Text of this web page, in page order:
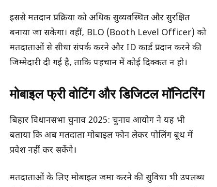
इससे मतदान प्रक्रिया को अधिक सुव्यवस्थित और सुरक्षित
बनाया जा सकेगा। वहीं, BLO (Booth Level Officer) को
मतदाताओं से सीधा संपर्क करने और ID कार्ड प्रदान करने की
जिम्मेदारी दी गई है, ताकि पहचान में कोई दिक्कत न हो।
मोबाइल फ्री वोटिंग और डिजिटल मॉनिटरिंग
बिहार विधानसभा चुनाव 2025: चुनाव आयोग ने यह भी
बताया कि अब मतदाता मोबाइल फोन लेकर पोलिंग बूथ में
प्रवेश नहीं कर सकेंगे।
मतदाताओं के लिए मोबाइल जमा करने की सुविधा भी उपलब्ध